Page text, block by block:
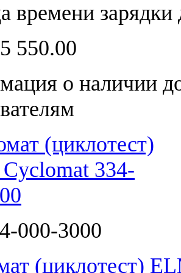
времени
550.00
о наличии
000-3000
(циклотест)